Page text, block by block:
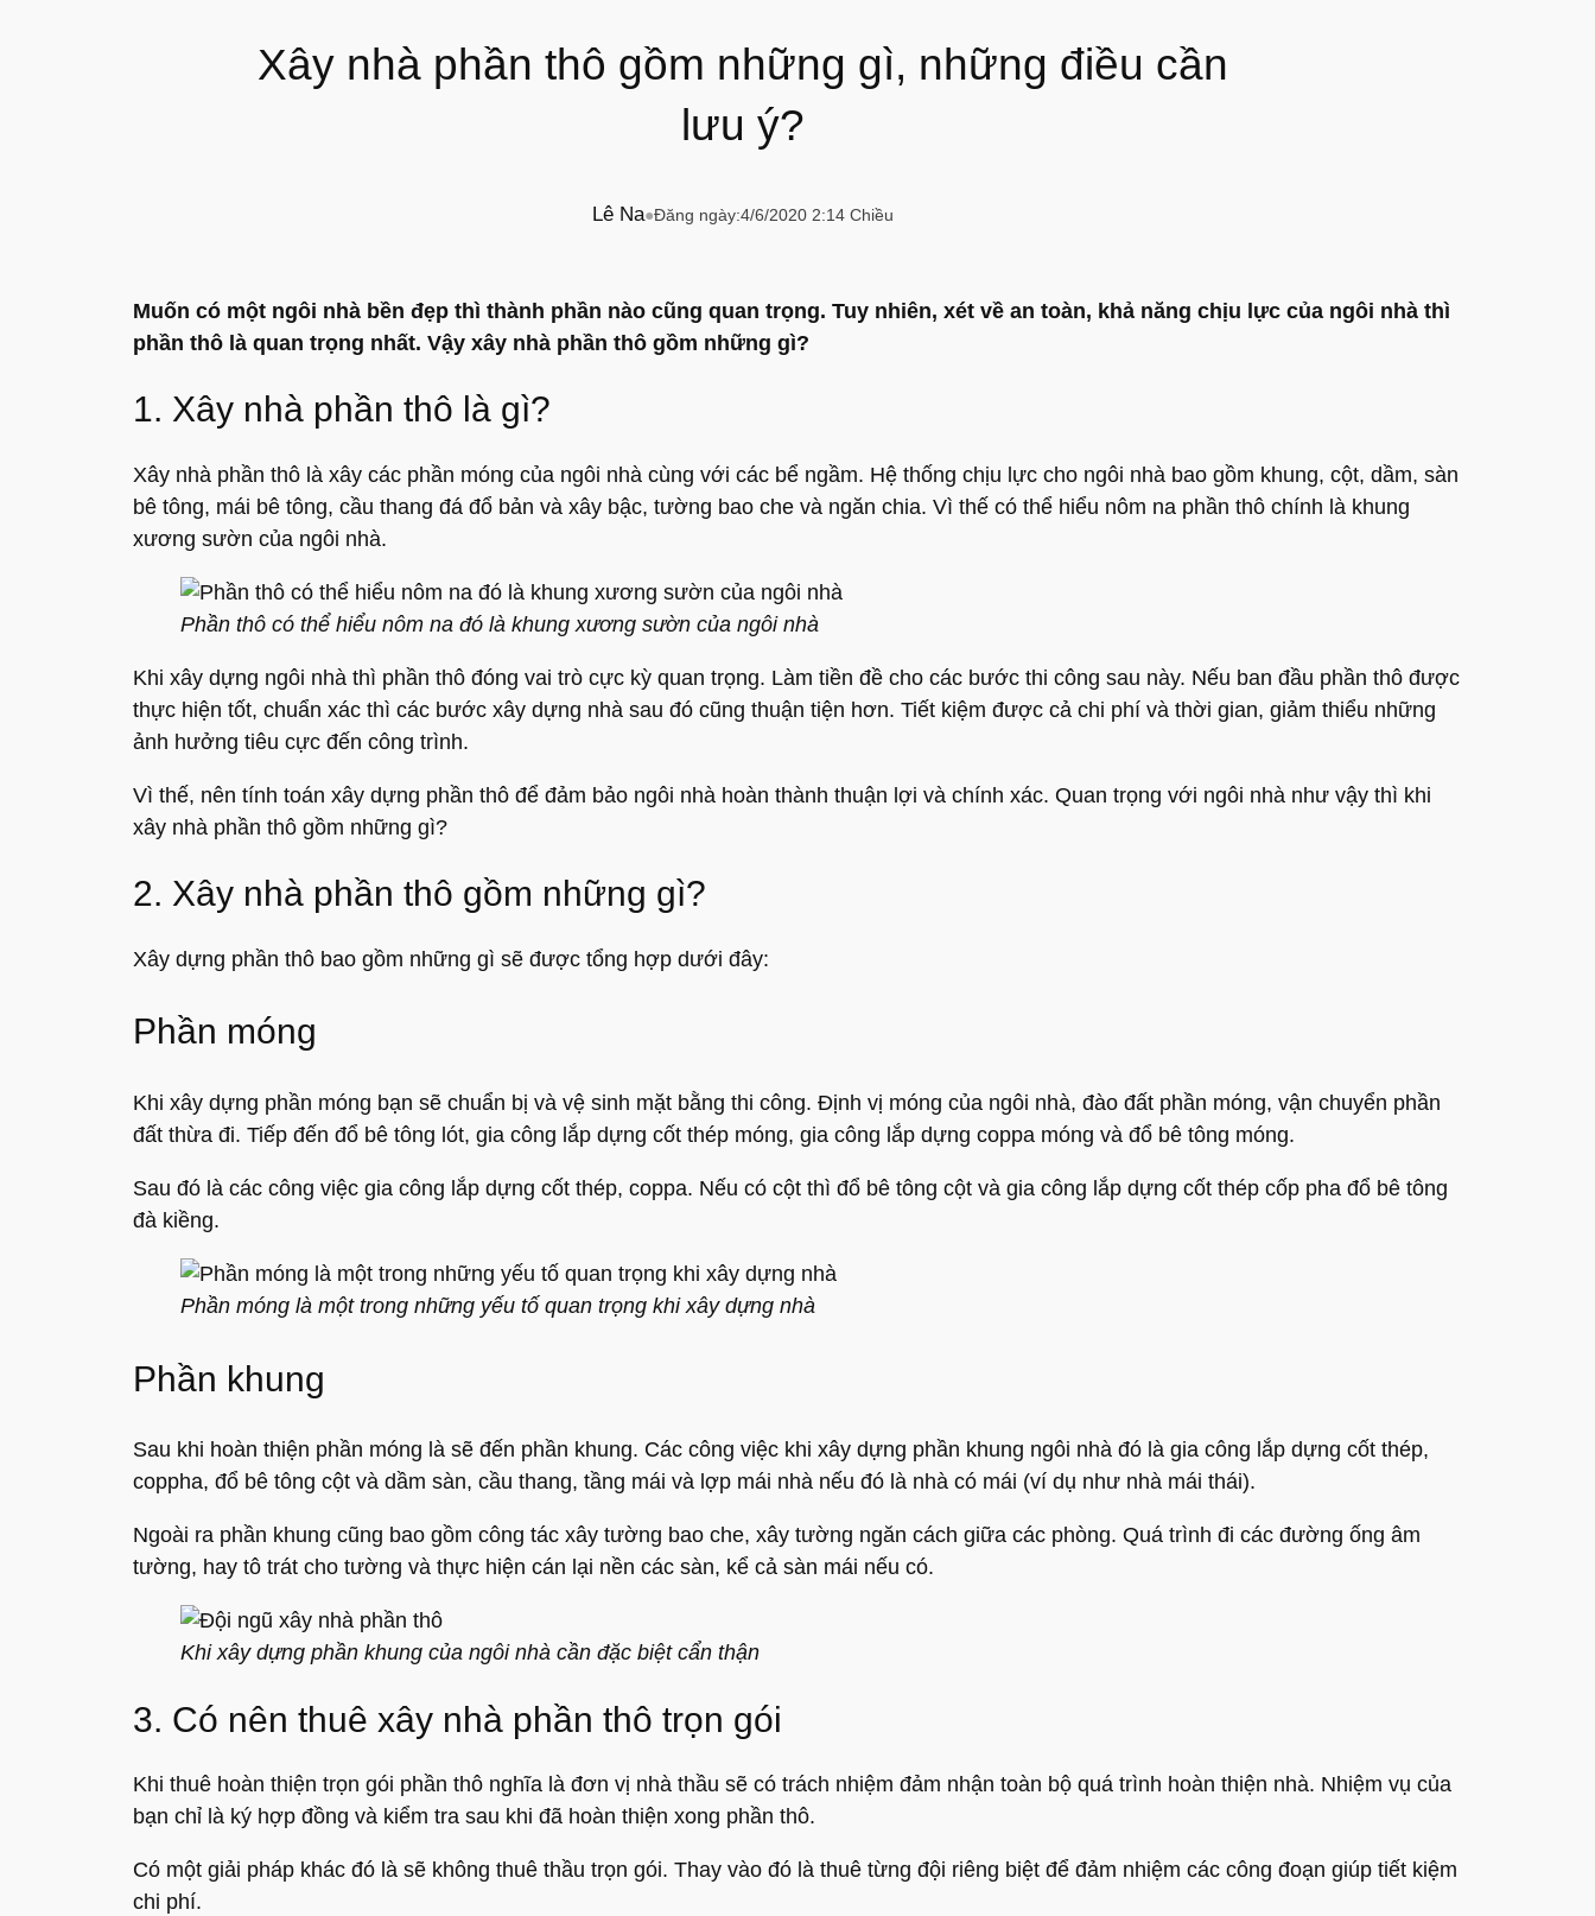
Xây nhà phần thô gồm những gì, những điều cần
lưu ý?
Lê Na●Đăng ngày:4/6/2020 2:14 Chiều
Muốn có một ngôi nhà bền đẹp thì thành phần nào cũng quan trọng. Tuy nhiên, xét về an toàn, khả năng chịu lực của ngôi nhà thì
phần thô là quan trọng nhất. Vậy xây nhà phần thô gồm những gì?
1. Xây nhà phần thô là gì?
Xây nhà phần thô là xây các phần móng của ngôi nhà cùng với các bể ngầm. Hệ thống chịu lực cho ngôi nhà bao gồm khung, cột, dầm, sàn
bê tông, mái bê tông, cầu thang đá đổ bản và xây bậc, tường bao che và ngăn chia. Vì thế có thể hiểu nôm na phần thô chính là khung
xương sườn của ngôi nhà.
Phần thô có thể hiểu nôm na đó là khung xương sườn của ngôi nhà
Khi xây dựng ngôi nhà thì phần thô đóng vai trò cực kỳ quan trọng. Làm tiền đề cho các bước thi công sau này. Nếu ban đầu phần thô được
thực hiện tốt, chuẩn xác thì các bước xây dựng nhà sau đó cũng thuận tiện hơn. Tiết kiệm được cả chi phí và thời gian, giảm thiểu những
ảnh hưởng tiêu cực đến công trình.
Vì thế, nên tính toán xây dựng phần thô để đảm bảo ngôi nhà hoàn thành thuận lợi và chính xác. Quan trọng với ngôi nhà như vậy thì khi
xây nhà phần thô gồm những gì?
2. Xây nhà phần thô gồm những gì?
Xây dựng phần thô bao gồm những gì sẽ được tổng hợp dưới đây:
Phần móng
Khi xây dựng phần móng bạn sẽ chuẩn bị và vệ sinh mặt bằng thi công. Định vị móng của ngôi nhà, đào đất phần móng, vận chuyển phần
đất thừa đi. Tiếp đến đổ bê tông lót, gia công lắp dựng cốt thép móng, gia công lắp dựng coppa móng và đổ bê tông móng.
Sau đó là các công việc gia công lắp dựng cốt thép, coppa. Nếu có cột thì đổ bê tông cột và gia công lắp dựng cốt thép cốp pha đổ bê tông
đà kiềng.
Phần móng là một trong những yếu tố quan trọng khi xây dựng nhà
Phần khung
Sau khi hoàn thiện phần móng là sẽ đến phần khung. Các công việc khi xây dựng phần khung ngôi nhà đó là gia công lắp dựng cốt thép,
coppha, đổ bê tông cột và dầm sàn, cầu thang, tầng mái và lợp mái nhà nếu đó là nhà có mái (ví dụ như nhà mái thái).
Ngoài ra phần khung cũng bao gồm công tác xây tường bao che, xây tường ngăn cách giữa các phòng. Quá trình đi các đường ống âm
tường, hay tô trát cho tường và thực hiện cán lại nền các sàn, kể cả sàn mái nếu có.
Khi xây dựng phần khung của ngôi nhà cần đặc biệt cẩn thận
3. Có nên thuê xây nhà phần thô trọn gói
Khi thuê hoàn thiện trọn gói phần thô nghĩa là đơn vị nhà thầu sẽ có trách nhiệm đảm nhận toàn bộ quá trình hoàn thiện nhà. Nhiệm vụ của
bạn chỉ là ký hợp đồng và kiểm tra sau khi đã hoàn thiện xong phần thô.
Có một giải pháp khác đó là sẽ không thuê thầu trọn gói. Thay vào đó là thuê từng đội riêng biệt để đảm nhiệm các công đoạn giúp tiết kiệm
chi phí.